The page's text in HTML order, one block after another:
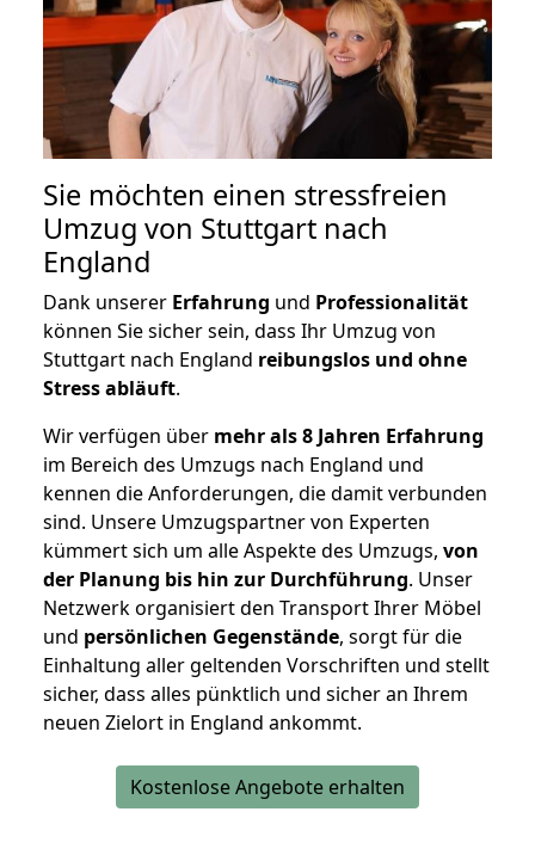
Sie möchten einen stressfreien
Umzug von Stuttgart nach
England
Dank unserer Erfahrung und Professionalität
können Sie sicher sein, dass Ihr Umzug von
Stuttgart nach England reibungslos und ohne
Stress abläuft.
Wir verfügen über mehr als 8 Jahren Erfahrung
im Bereich des Umzugs nach England und
kennen die Anforderungen, die damit verbunden
sind. Unsere Umzugspartner von Experten
kümmert sich um alle Aspekte des Umzugs, von
der Planung bis hin zur Durchführung. Unser
Netzwerk organisiert den Transport Ihrer Möbel
und persönlichen Gegenstände, sorgt für die
Einhaltung aller geltenden Vorschriften und stellt
sicher, dass alles pünktlich und sicher an Ihrem
neuen Zielort in England ankommt.
Kostenlose Angebote erhalten